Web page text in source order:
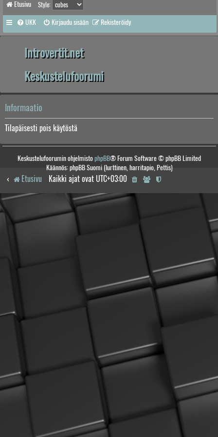
Etusivu Style:
UKK Kirjaudu sisään Rekisteröidy
Introvertit.net
Keskustelufoorumi
Informaatio
Tilapäisesti pois käytöstä
Keskustelufoorumin ohjelmistophpBB® Forum Software © phpBB Limited
Käännös: phpBB Suomi (lurttinen, harritapio, Pettis)
Etusivu Kaikki ajat ovat UTC+03:00